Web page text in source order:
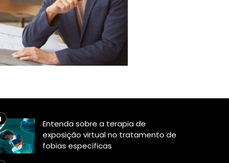
Entenda sobre a terapia de
exposição virtual no tratamento de
fobias específicas